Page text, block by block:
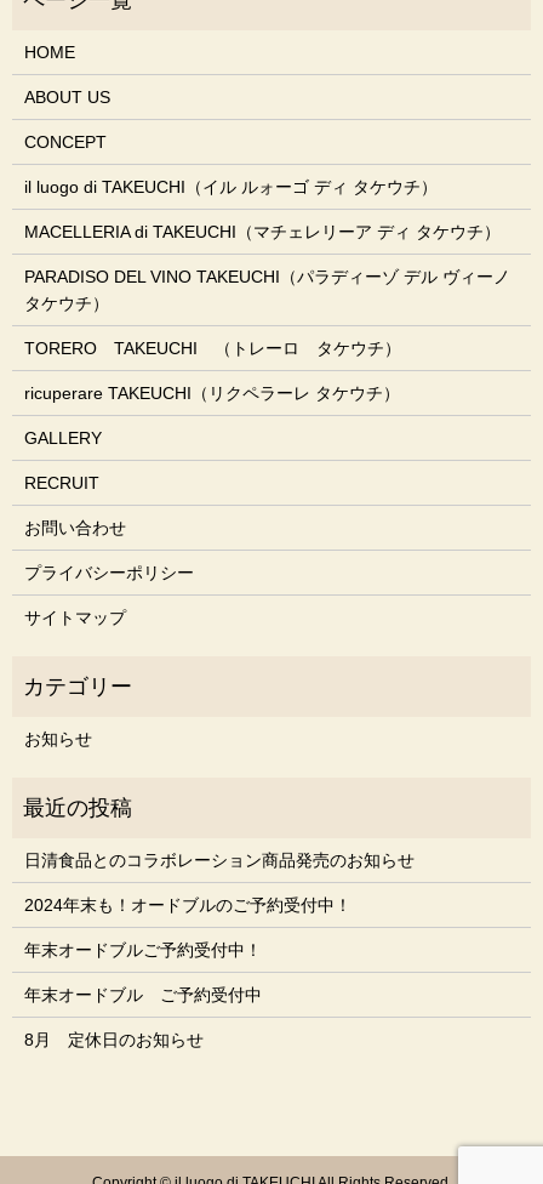
HOME
ABOUT US
CONCEPT
il luogo di TAKEUCHI（イル ルォーゴ ディ タケウチ）
MACELLERIA di TAKEUCHI（マチェレリーア ディ タケウチ）
PARADISO DEL VINO TAKEUCHI（パラディーゾ デル ヴィーノ
タケウチ）
TORERO TAKEUCHI （トレーロ タケウチ）
ricuperare TAKEUCHI（リクペラーレ タケウチ）
GALLERY
RECRUIT
お問い合わせ
プライバシーポリシー
サイトマップ
お知らせ
日清食品とのコラボレーション商品発売のお知らせ
2024年末も！オードブルのご予約受付中！
年末オードブルご予約受付中！
年末オードブル ご予約受付中
8月 定休日のお知らせ